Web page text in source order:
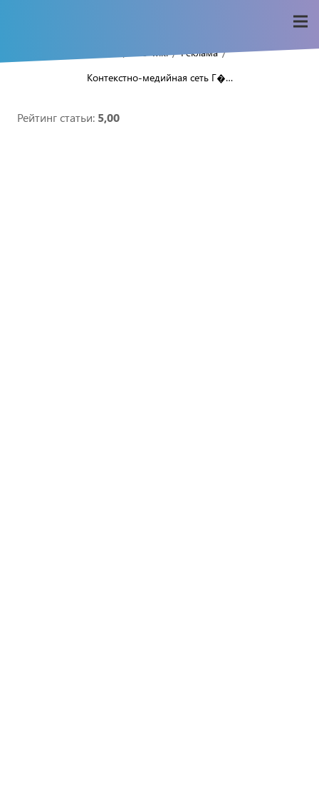
Seo-wiki / Реклама /
Контекстно-медийная сеть Г�…
Рейтинг статьи: 5,00